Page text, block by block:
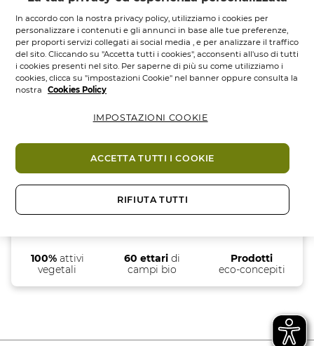
FILTRA PER ORDINA PER
100%attivi
vegetali
60 ettaridi
campi bio
Prodotti
eco-concepiti
In accordo con la nostra privacy policy, utilizziamo i cookies per
personalizzare i contenuti e gli annunci in base alle tue preferenze,
per proporti servizi collegati ai social media , e per analizzare il traffico
del sito. Cliccando su "Accetta tutti i cookies", acconsenti all'uso di tutti
i cookies presenti nel sito. Per saperne di più su come utilizziamo i
cookies, clicca su "impostazioni Cookie" nel banner oppure consulta la
nostra
Cookies Policy
RIFIUTA TUTTI
ACCETTA TUTTI I COOKIE
IMPOSTAZIONI COOKIE